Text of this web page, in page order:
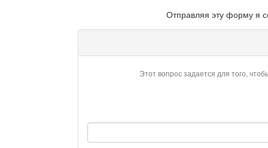
Отправляя эту форму я
Этот вопрос задается для того,